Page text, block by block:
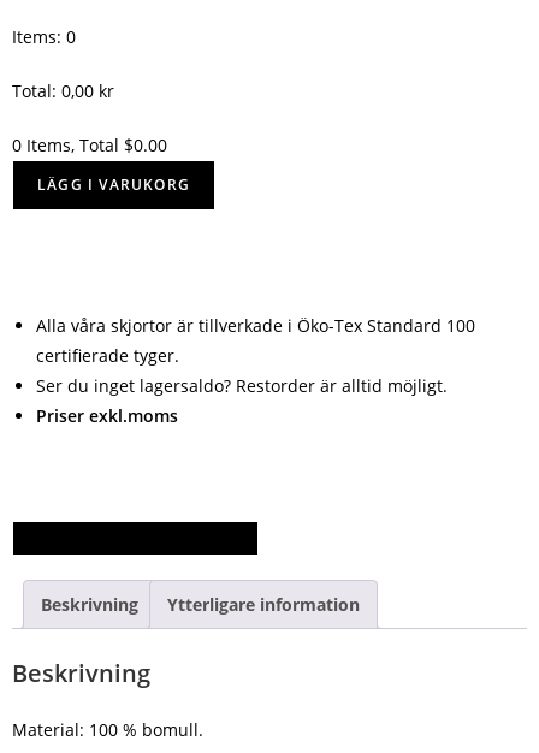
Items: 0
Total: 0,00 kr
0 Items, Total $0.00
LÄGG I VARUKORG
Alla våra skjortor är tillverkade i Öko-Tex Standard 100
certifierade tyger.
Ser du inget lagersaldo? Restorder är alltid möjligt.
Priser exkl.moms
Beskrivning Ytterligare information
Beskrivning
Material: 100 % bomull.